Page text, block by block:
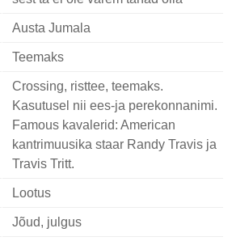
Austa Jumala
Teemaks
Crossing, risttee, teemaks.
Kasutusel nii ees-ja perekonnanimi.
Famous kavalerid: American
kantrimuusika staar Randy Travis ja
Travis Tritt.
Lootus
Jõud, julgus